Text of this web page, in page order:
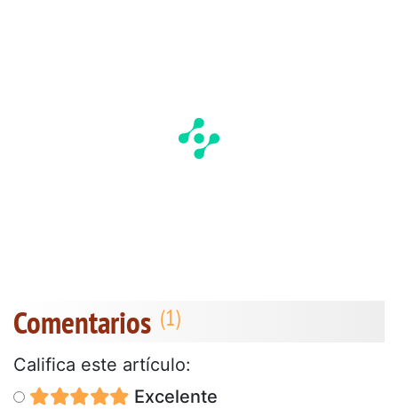
Comentarios
Califica este artículo:
Excelente